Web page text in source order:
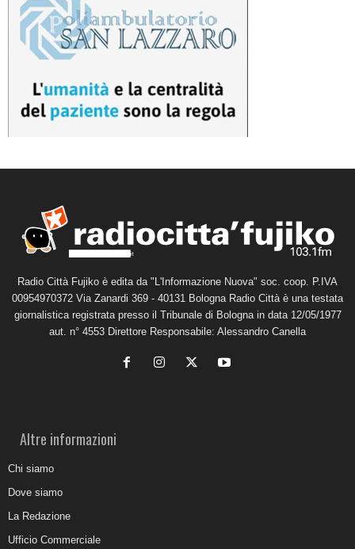
Radio Città Fujiko è edita da "L'Informazione Nuova" soc. coop. P.IVA
00954970372 Via Zanardi 369 - 40131 Bologna Radio Città è una testata
giornalistica registrata presso il Tribunale di Bologna in data 12/05/1977
aut. n° 4553 Direttore Responsabile: Alessandro Canella
Altre informazioni
Chi siamo
Dove siamo
La Redazione
Ufficio Commerciale